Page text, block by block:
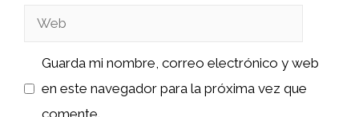
Web
Guarda mi nombre, correo electrónico y web
en este navegador para la próxima vez que